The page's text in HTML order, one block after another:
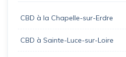
CBD à la Chapelle-sur-Erdre
CBD à Sainte-Luce-sur-Loire